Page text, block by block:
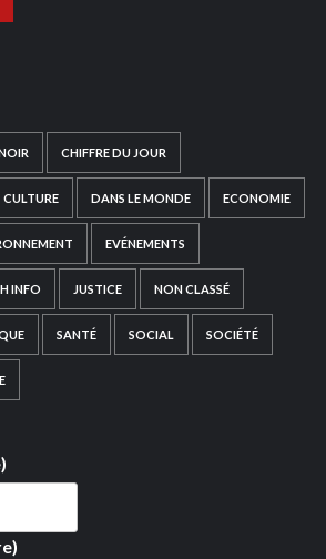
CHIFFRE DU JOUR
CULTURE DANS LE MONDE ECONOMIE
EVÉNEMENTS
INFO JUSTICE NON CLASSÉ
SANTÉ SOCIAL SOCIÉTÉ